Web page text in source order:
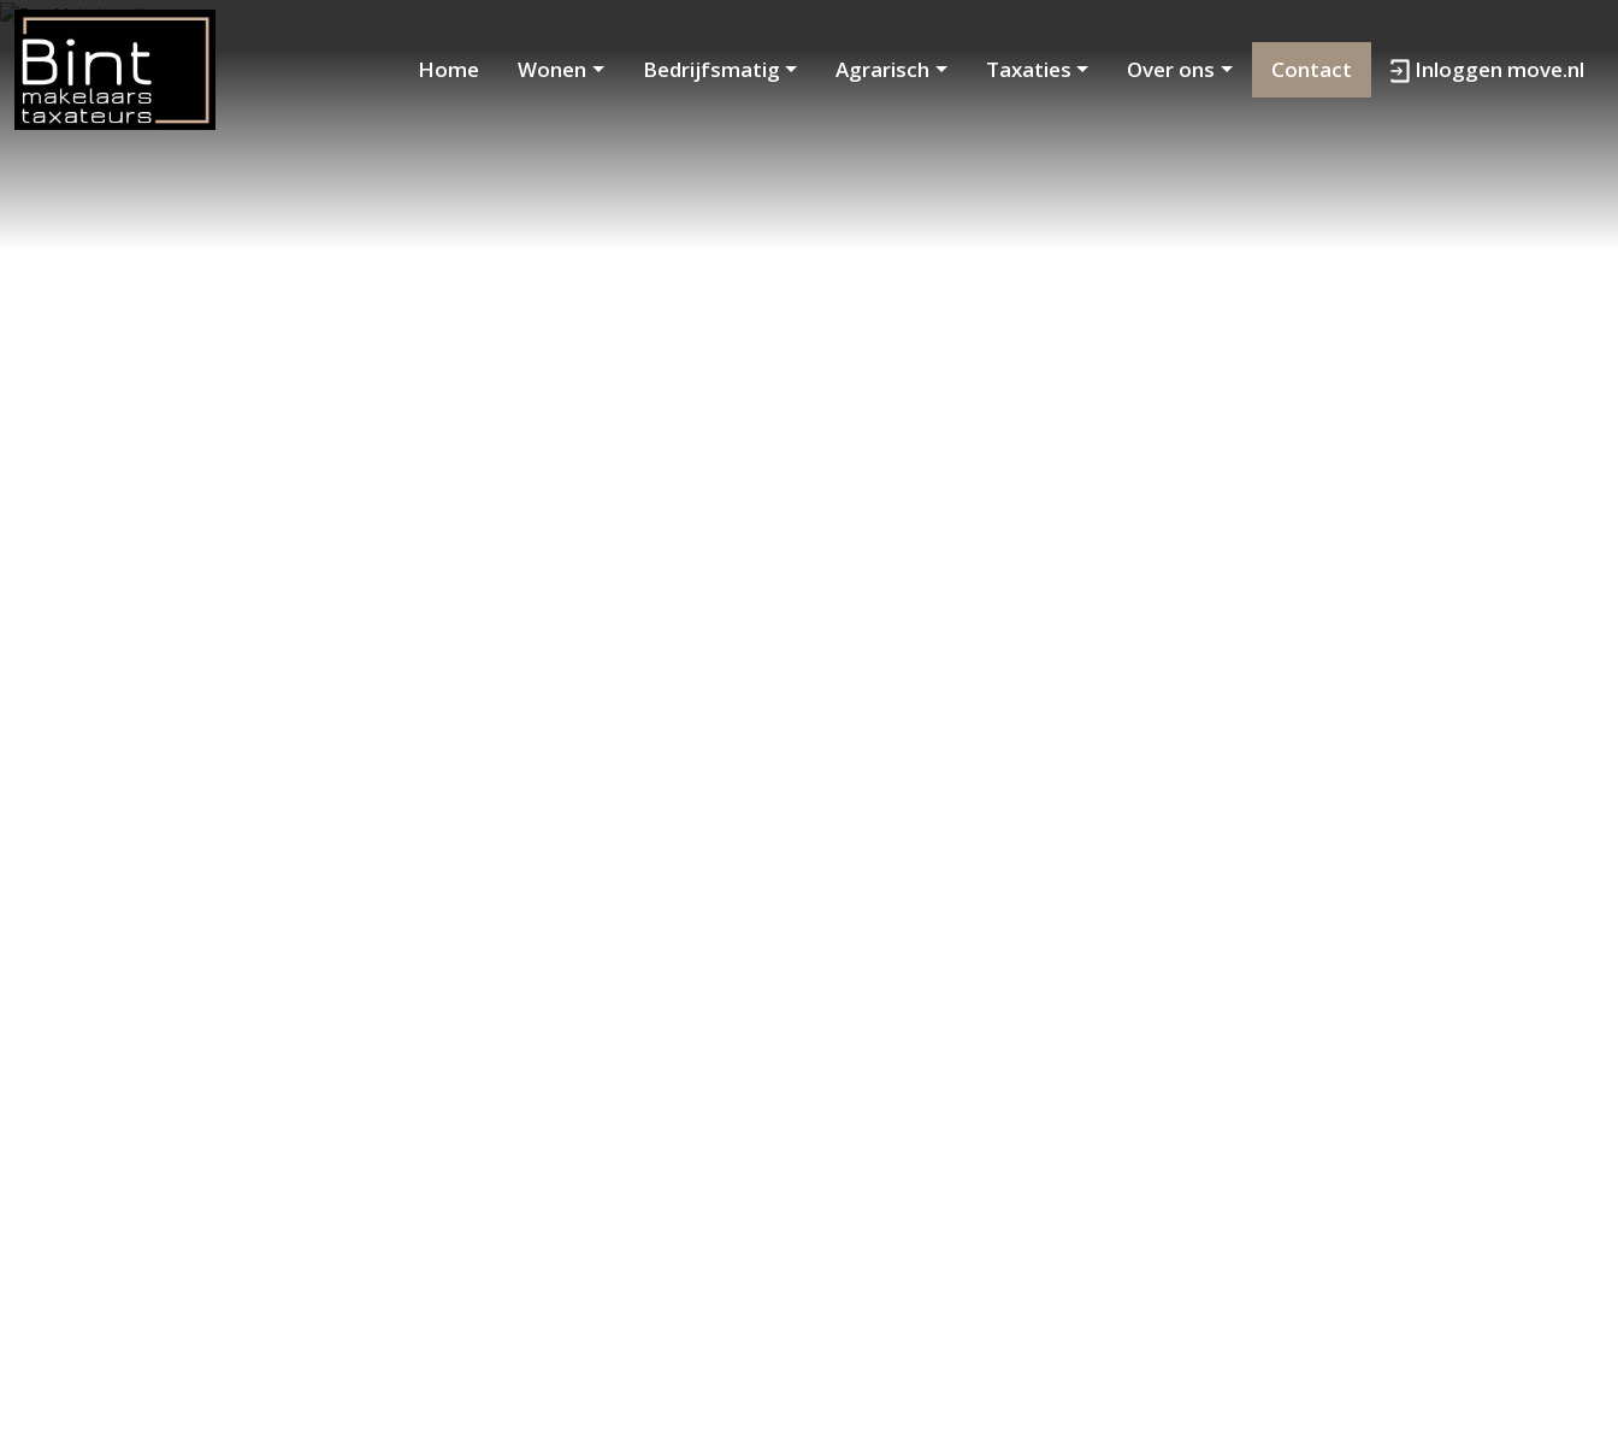
Home Wonen Bedrijfsmatig Agrarisch Taxaties Over ons Contact Inloggen move.nl